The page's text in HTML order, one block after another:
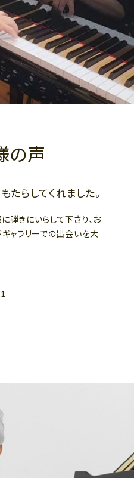
の声
たらしてくれました。
弾きにいらして下さり、お
ギャラリーでの出会いを大